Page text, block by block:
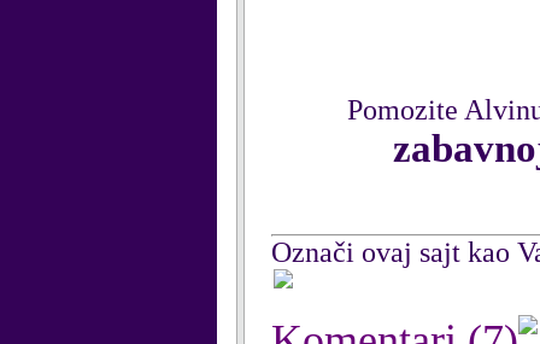
Pomozite
Označi ovaj sajt kao